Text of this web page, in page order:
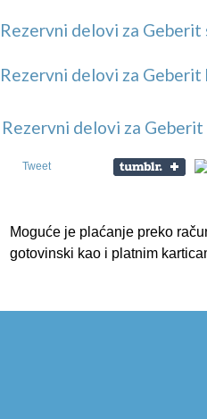
Rezervni delovi za
Rezervni delovi za
Rezervni delovi za
Tweet
Moguće je plaćanje preko
gotovinski kao i platnim